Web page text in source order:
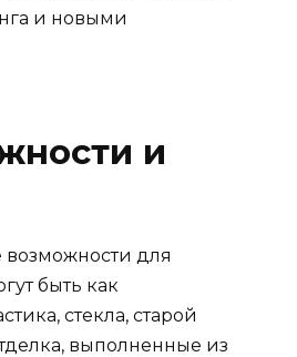
и новыми
и
для
быть как
стекла, старой
выполненные из